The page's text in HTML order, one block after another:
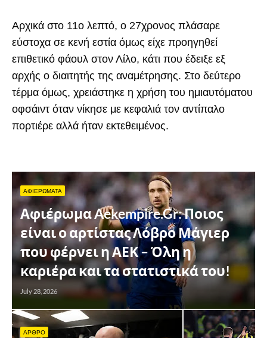
Αρχικά στο 11ο λεπτό, ο 27χρονος πλάσαρε
εύστοχα σε κενή εστία όμως είχε προηγηθεί
επιθετικό φάουλ στον Λίλο, κάτι που έδειξε εξ
αρχής ο διαιτητής της αναμέτρησης. Στο δεύτερο
τέρμα όμως, χρειάστηκε η χρήση του ημιαυτόματου
οφσάιντ όταν νίκησε με κεφαλιά τον αντίπαλο
πορτιέρε αλλά ήταν εκτεθειμένος.
ΑΦΙΕΡΩΜΑΤΑ
Αφιέρωμα Aekempire.Gr: Ποιος
είναι ο αρτίστας Λόβρο Μάγιερ
που φέρνει η ΑΕΚ – Όλη η
καριέρα και τα στατιστικά του!
July 28, 2026
ΑΡΘΡΟ